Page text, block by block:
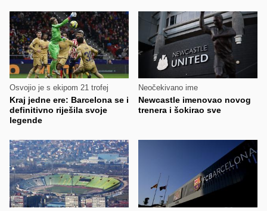
Osvojio je s ekipom 21 trofej
Kraj jedne ere: Barcelona se i
definitivno riješila svoje
legende
Neočekivano ime
Newcastle imenovao novog
trenera i šokirao sve